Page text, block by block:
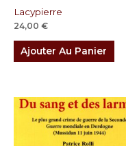
Lacypierre
24,00 €
Ajouter Au Panier